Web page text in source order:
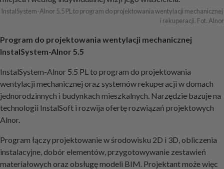
InstalSystem-Alnor 5.5 PL to program do projektowania wentylacji mechanicznej
i rekuperacji. Fot. Alnor
Program do projektowania wentylacji mechanicznej
InstalSystem-Alnor 5.5
InstalSystem-Alnor 5.5 PL to program do projektowania
wentylacji mechanicznej oraz systemów rekuperacji w domach
jednorodzinnych i budynkach mieszkalnych. Narzędzie bazuje na
technologii InstalSoft i rozwija ofertę rozwiązań projektowych
Alnor.
Program łączy projektowanie w środowisku 2D i 3D, obliczenia
instalacyjne, dobór elementów, przygotowywanie zestawień
materiałowych oraz obsługę modeli BIM. Projektant może więc